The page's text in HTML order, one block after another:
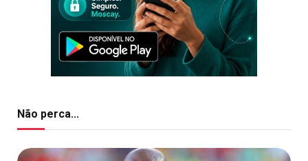
Não perca...